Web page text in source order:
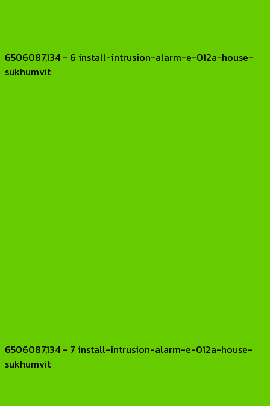
6506087,134 - 6 install-intrusion-alarm-e-012a-house-
sukhumvit
6506087,134 - 7 install-intrusion-alarm-e-012a-house-
sukhumvit